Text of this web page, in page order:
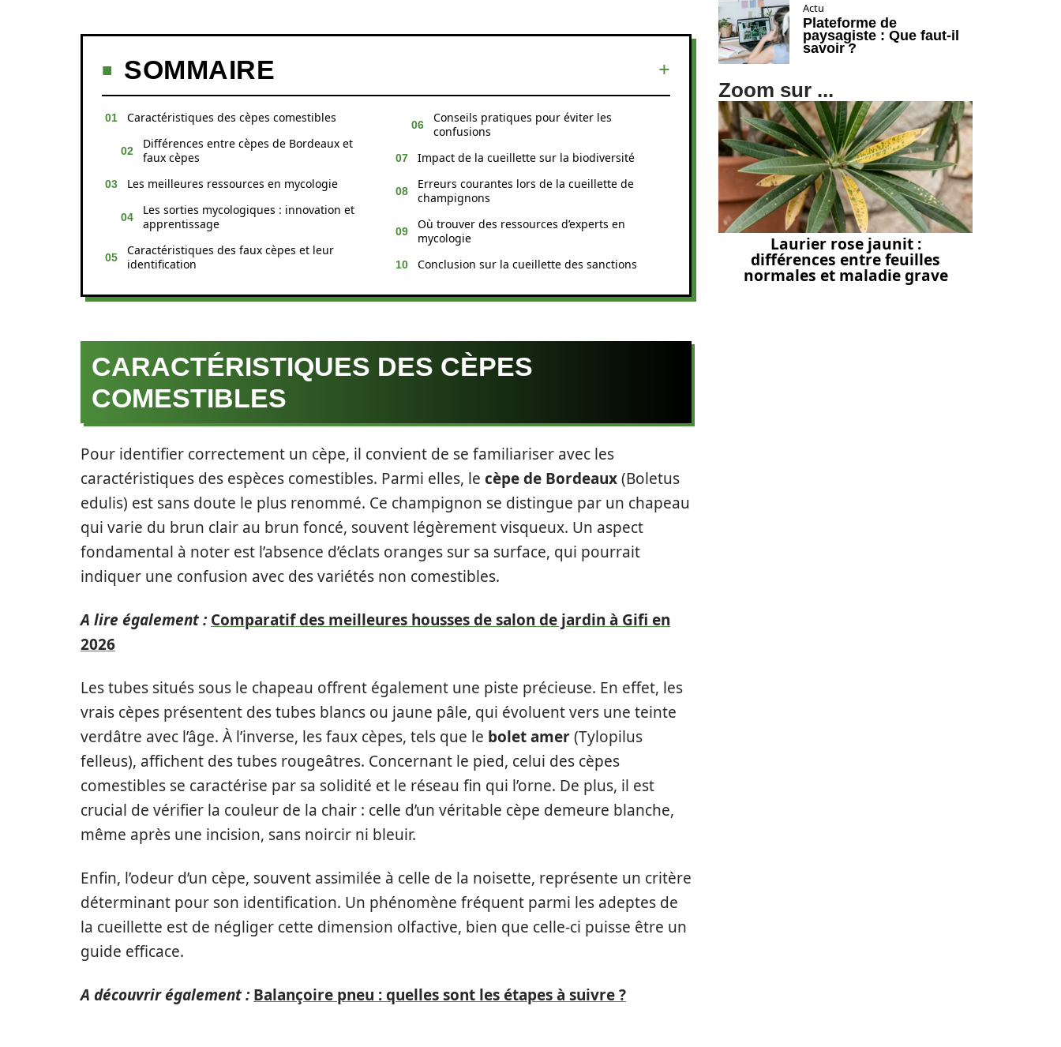
SOMMAIRE
Caractéristiques des cèpes comestibles
Différences entre cèpes de Bordeaux et
faux cèpes
Les meilleures ressources en mycologie
Les sorties mycologiques : innovation et
apprentissage
Caractéristiques des faux cèpes et leur
identification
Conseils pratiques pour éviter les
confusions
Impact de la cueillette sur la biodiversité
Erreurs courantes lors de la cueillette de
champignons
Où trouver des ressources d’experts en
mycologie
Conclusion sur la cueillette des sanctions
CARACTÉRISTIQUES DES CÈPES
COMESTIBLES
Pour identifier correctement un cèpe, il convient de se familiariser avec les
caractéristiques des espèces comestibles. Parmi elles, le cèpe de Bordeaux(Boletus
edulis) est sans doute le plus renommé. Ce champignon se distingue par un chapeau
qui varie du brun clair au brun foncé, souvent légèrement visqueux. Un aspect
fondamental à noter est l’absence d’éclats oranges sur sa surface, qui pourrait
indiquer une confusion avec des variétés non comestibles.
A lire également : Comparatif des meilleures housses de salon de jardin à Gifi en
2026
Les tubes situés sous le chapeau offrent également une piste précieuse. En effet, les
vrais cèpes présentent des tubes blancs ou jaune pâle, qui évoluent vers une teinte
verdâtre avec l’âge. À l’inverse, les faux cèpes, tels que le bolet amer(Tylopilus
felleus), affichent des tubes rougeâtres. Concernant le pied, celui des cèpes
comestibles se caractérise par sa solidité et le réseau fin qui l’orne. De plus, il est
crucial de vérifier la couleur de la chair : celle d’un véritable cèpe demeure blanche,
même après une incision, sans noircir ni bleuir.
Enfin, l’odeur d’un cèpe, souvent assimilée à celle de la noisette, représente un critère
déterminant pour son identification. Un phénomène fréquent parmi les adeptes de
la cueillette est de négliger cette dimension olfactive, bien que celle-ci puisse être un
guide efficace.
A découvrir également : Balançoire pneu : quelles sont les étapes à suivre ?
Actu
Plateforme de
paysagiste : Que faut-il
savoir ?
Zoom sur ...
Laurier rose jaunit :
différences entre feuilles
normales et maladie grave